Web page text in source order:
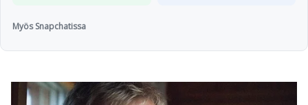
Myös Snapchatissa